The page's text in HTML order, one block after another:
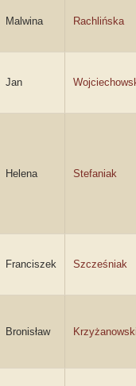
Malwina Rachlińska
Jan
Helena Stefaniak
Franciszek Szcześniak
Bronisław